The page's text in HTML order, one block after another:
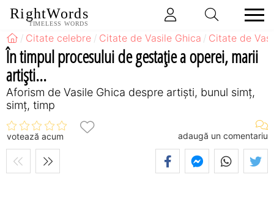
RightWords
TIMELESS WORDS
Citate celebre Citate de Vasile Ghica Citate de
În timpul procesului de gestaţie a operei, marii
artişti...
Aforism de Vasile Ghica despre artiști, bunul simț,
simț, timp
votează acum adaugă un comentariu